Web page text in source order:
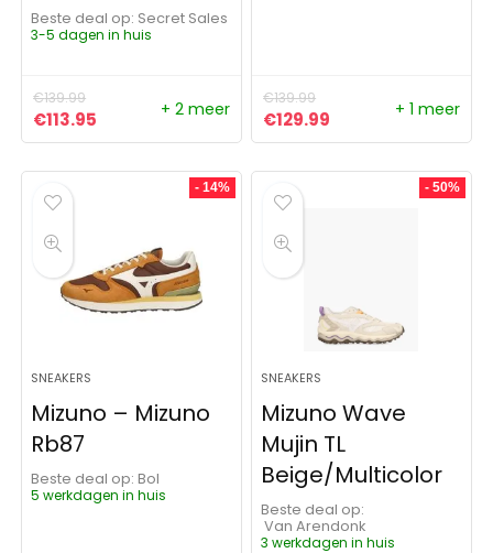
Beste deal op:
Secret Sales
3-5 dagen in huis
€139.99
Oorspronkelijke prijs was: €139.99.
€113.95 Huidige prijs is: €113.95.
+ 2 meer
€139.99
Oorspronkelijke prijs was:
€129.99 Huidige prijs is:
+ 1 meer
- 14%
SNEAKERS
Mizuno – Mizuno
Rb87
Beste deal op:
Bol
5 werkdagen in huis
- 50%
SNEAKERS
Mizuno Wave
Mujin TL
Beige/Multicolor
Beste deal op:
Van Arendonk
3 werkdagen in huis